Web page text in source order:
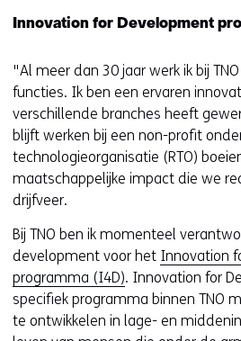
Innovation for Development
"Al meer dan 30 jaar werk ik bij
functies. Ik ben een ervaren
verschillende branches heeft
blijft werken bij een non-profit
technologieorganisatie (RTO)
maatschappelijke impact die we
drijfveer.
Bij TNO ben ik momenteel
development voor het Innovation
programma (I4D). Innovation for
specifiek programma binnen TNO
te ontwikkelen in lage- en